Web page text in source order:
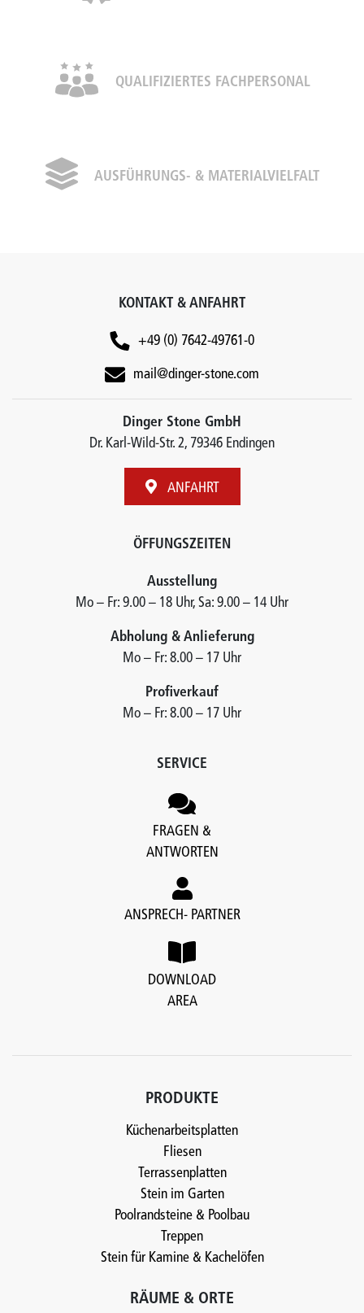
QUALIFIZIERTES FACHPERSONAL
AUSFÜHRUNGS- & MATERIALVIELFALT
KONTAKT & ANFAHRT
+49 (0) 7642-49761-0
mail@dinger-stone.com
Dinger Stone GmbH
Dr. Karl-Wild-Str. 2, 79346 Endingen
ANFAHRT
ÖFFUNGSZEITEN
Ausstellung
Mo – Fr: 9.00 – 18 Uhr, Sa: 9.00 – 14 Uhr
Abholung & Anlieferung
Mo – Fr: 8.00 – 17 Uhr
Profiverkauf
Mo – Fr: 8.00 – 17 Uhr
SERVICE
FRAGEN &
ANTWORTEN
ANSPRECH- PARTNER
DOWNLOAD
AREA
PRODUKTE
Küchenarbeitsplatten
Fliesen
Terrassenplatten
Stein im Garten
Poolrandsteine & Poolbau
Treppen
Stein für Kamine & Kachelöfen
RÄUME & ORTE